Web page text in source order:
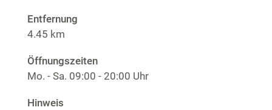
Entfernung
4.45 km
Öffnungszeiten
Mo. - Sa. 09:00 - 20:00 Uhr
Hinweis